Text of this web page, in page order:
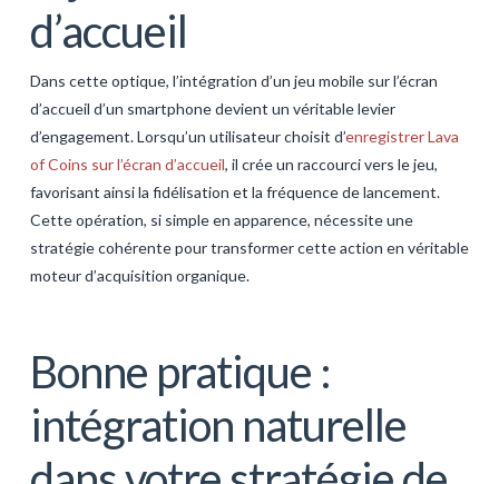
d’accueil
Dans cette optique, l’intégration d’un jeu mobile sur l’écran
d’accueil d’un smartphone devient un véritable levier
d’engagement. Lorsqu’un utilisateur choisit d’enregistrer Lava
of Coins sur l’écran d’accueil, il crée un raccourci vers le jeu,
favorisant ainsi la fidélisation et la fréquence de lancement.
Cette opération, si simple en apparence, nécessite une
stratégie cohérente pour transformer cette action en véritable
moteur d’acquisition organique.
Bonne pratique :
intégration naturelle